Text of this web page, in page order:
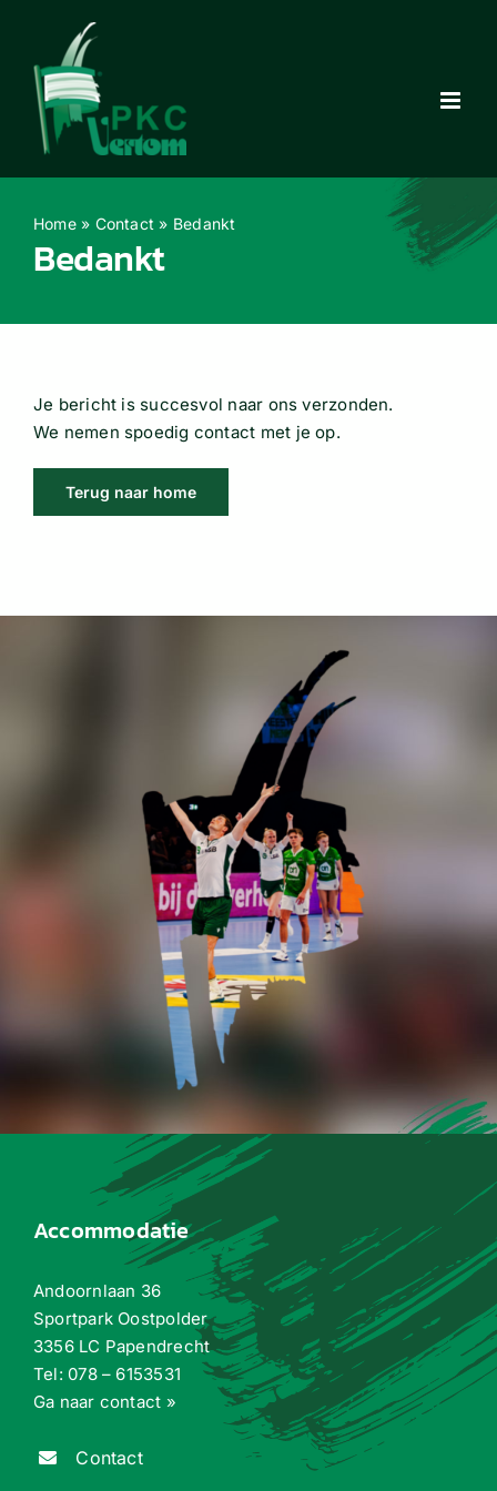
inhoud
Home» Contact » Bedankt
Bedankt
Je bericht is succesvol naar ons verzonden.
We nemen spoedig contact met je op.
Terug naar home
Accommodatie
Andoornlaan 36
Sportpark Oostpolder
3356 LC Papendrecht
Tel: 078 – 6153531
Ga naar contact »
Contact